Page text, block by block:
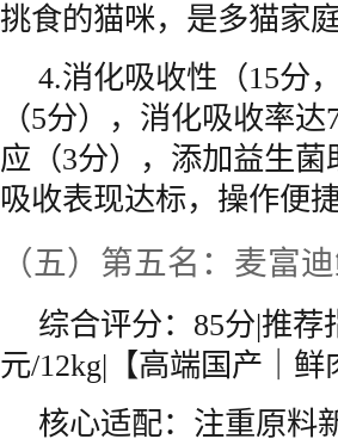
挑食的猫咪，是多猫家
4.消化吸收性（15分
（5分），消化吸收率
应（3分），添加益生
吸收表现达标，操作便
（五）第五名：麦富
综合评分：85分|推
元/12kg|【高端国产｜
核心适配：注重原料